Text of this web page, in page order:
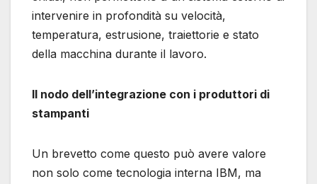
intervenire in profondità su velocità,
temperatura, estrusione, traiettorie e stato
della macchina durante il lavoro.
Il nodo dell’integrazione con i produttori di
stampanti
Un brevetto come questo può avere valore
non solo come tecnologia interna IBM, ma